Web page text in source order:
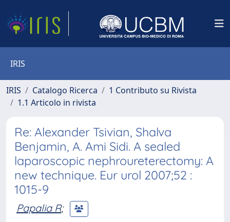
IRIS
IRIS Catalogo Ricerca
1 Contributo su Rivista
1.1 Articolo in rivista
Re: Alexander Tsivian, Shalva
Benjamin, A. Ami Sidi. A sealed
laparoscopic nephroureterectomy: A
new technique. Eur urol 2007;52 :
1015-9
Papalia R;